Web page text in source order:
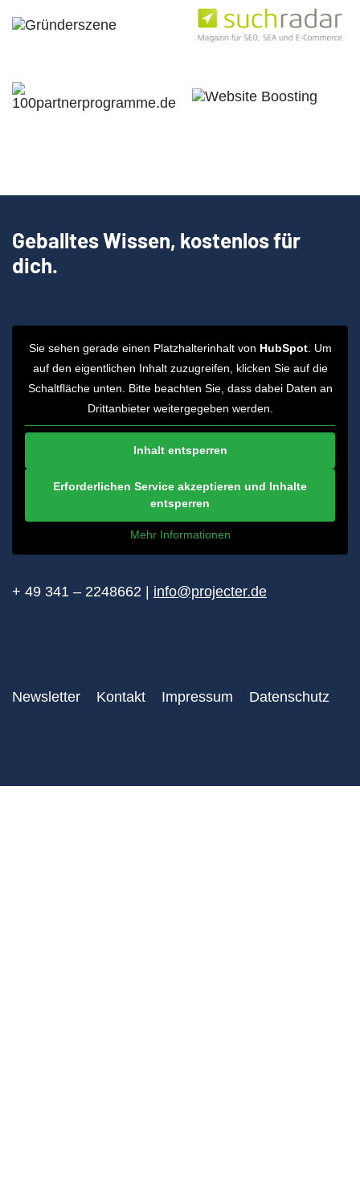
Geballtes Wissen, kostenlos für
dich.
Sie sehen gerade einen Platzhalterinhalt von HubSpot. Um
auf den eigentlichen Inhalt zuzugreifen, klicken Sie auf die
Schaltfläche unten. Bitte beachten Sie, dass dabei Daten an
Drittanbieter weitergegeben werden.
Inhalt entsperren
Erforderlichen Service akzeptieren und Inhalte
entsperren
Mehr Informationen
+ 49 341 – 2248662 | info@projecter.de
Newsletter Kontakt Impressum Datenschutz